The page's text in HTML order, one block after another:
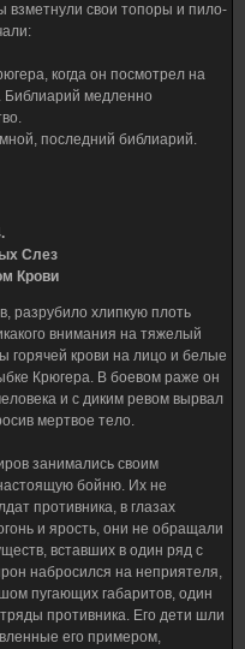
взметнули свои топоры и пило-
когда он посмотрел на
медленно
последний библиарий.
Слез
Крови
разрубило хлипкую плоть
внимания на тяжелый
горячей крови на лицо и белые
Крюгера. В боевом раже он
и с диким ревом вырвал
мертвое тело.
занимались своим
бойню. Их не
противника, в глазах
и ярость, они не обращали
вставших в один ряд с
набросился на неприятеля,
пугающих габаритов, один
противника. Его дети шли
его примером,